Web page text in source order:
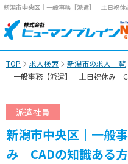
新潟市中央区｜一般事務【派遣】 土日祝
TOP 求人検索 新潟市の求人一覧
｜一般事務【派遣】 土日祝休み
派遣社員
新潟市中央区｜一般
み CADの知識ある